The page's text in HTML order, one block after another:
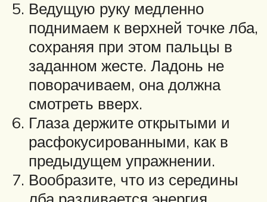
Ведущую руку медленно
поднимаем к верхней точке лба,
сохраняя при этом пальцы в
заданном жесте. Ладонь не
поворачиваем, она должна
смотреть вверх.
Глаза держите открытыми и
расфокусированными, как в
предыдущем упражнении.
Вообразите, что из середины